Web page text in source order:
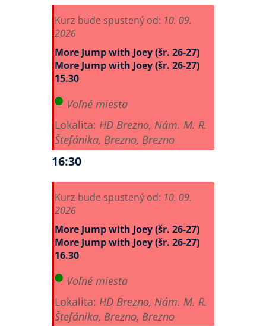
Kurz bude spustený od: 10. 09.
2026
More Jump with Joey (šr. 26-27)
More Jump with Joey (šr. 26-27)
15.30
Voľné miesta
Lokalita: HD Brezno, Nám. M. R.
Štefánika, Brezno, Brezno
16:30
Kurz bude spustený od: 10. 09.
2026
More Jump with Joey (šr. 26-27)
More Jump with Joey (šr. 26-27)
16.30
Voľné miesta
Lokalita: HD Brezno, Nám. M. R.
Štefánika, Brezno, Brezno